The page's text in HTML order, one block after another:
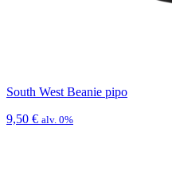
South West Beanie pipo
9,50 € alv. 0%